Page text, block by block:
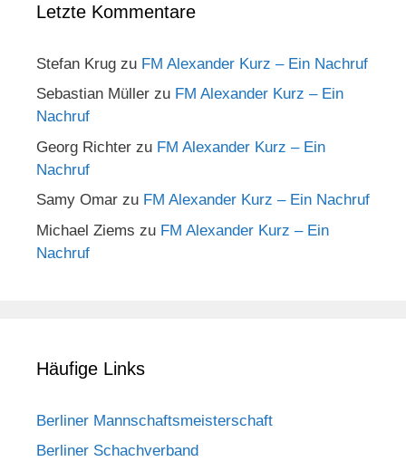
Letzte Kommentare
Stefan Krug zu FM Alexander Kurz – Ein Nachruf
Sebastian Müller zu FM Alexander Kurz – Ein
Nachruf
Georg Richter zu FM Alexander Kurz – Ein
Nachruf
Samy Omar zu FM Alexander Kurz – Ein Nachruf
Michael Ziems zu FM Alexander Kurz – Ein
Nachruf
Häufige Links
Berliner Mannschaftsmeisterschaft
Berliner Schachverband